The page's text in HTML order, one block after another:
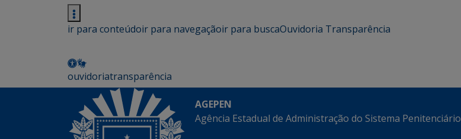
ir para conteúdoir para navegaçãoir para buscaOuvidoria Transparência
ouvidoriatransparência
AGEPEN
Agência Estadual de Administração do Sistema Penitenciário